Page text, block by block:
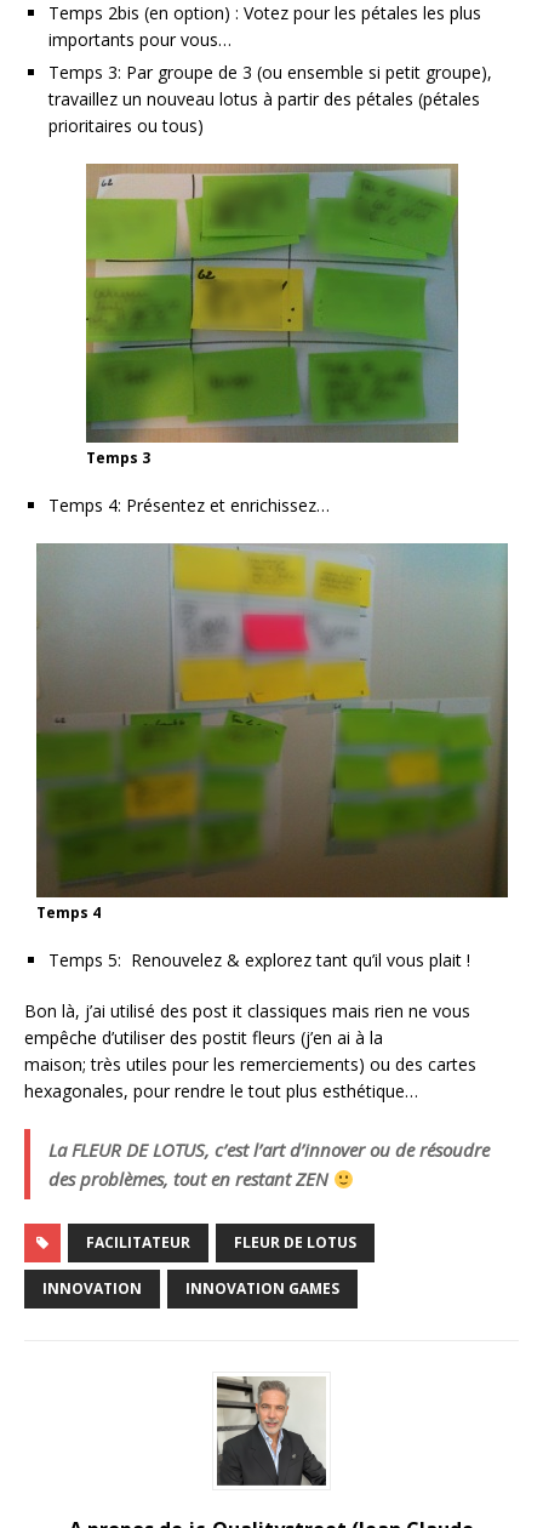
Temps 2bis (en option) : Votez pour les pétales les plus
importants pour vous…
Temps 3: Par groupe de 3 (ou ensemble si petit groupe),
travaillez un nouveau lotus à partir des pétales (pétales
prioritaires ou tous)
Temps 3
Temps 4: Présentez et enrichissez…
Temps 4
Temps 5: Renouvelez & explorez tant qu’il vous plait !
Bon là, j’ai utilisé des post it classiques mais rien ne vous
empêche d’utiliser des postit fleurs (j’en ai à la
maison; très utiles pour les remerciements) ou des cartes
hexagonales, pour rendre le tout plus esthétique…
La FLEUR DE LOTUS, c’est l’art d’innover ou de résoudre
des problèmes, tout en restant ZEN
FACILITATEUR FLEUR DE LOTUS
INNOVATION INNOVATION GAMES